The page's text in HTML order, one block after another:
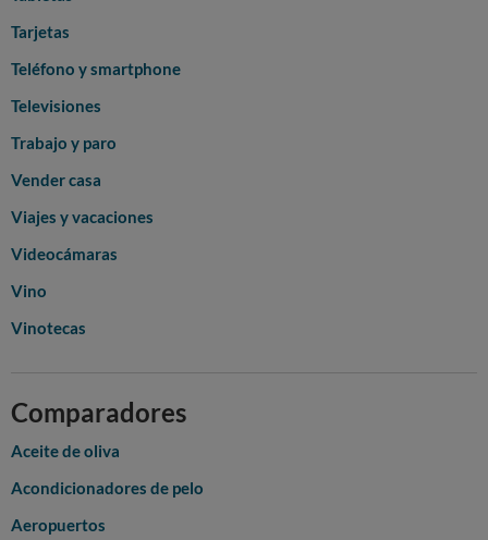
Tarjetas
Teléfono y smartphone
Televisiones
Trabajo y paro
Vender casa
Viajes y vacaciones
Videocámaras
Vino
Vinotecas
Comparadores
Aceite de oliva
Acondicionadores de pelo
Aeropuertos